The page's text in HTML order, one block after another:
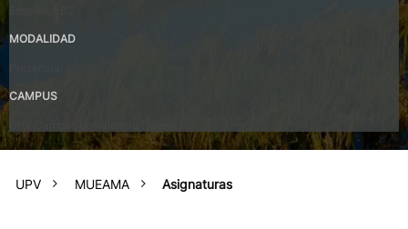
MODALIDAD
CAMPUS
UPV MUEAMA Asignaturas